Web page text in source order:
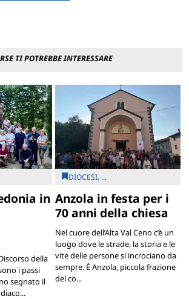
TI POTREBBE INTERESSARE
in
della
i passi
segnato il
DIOCESI, ...
Anzola in festa per i
70 anni della chiesa
Nel cuore dell’Alta Val Ceno c’è un
luogo dove le strade, la storia e le
vite delle persone si incrociano da
sempre. È Anzola, piccola frazione
del co...